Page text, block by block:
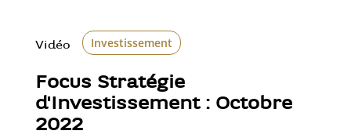
Vidéo Investissement
Focus Stratégie
d'Investissement : Octobre
2022